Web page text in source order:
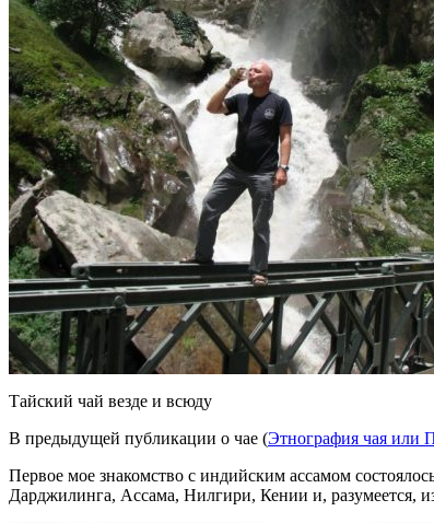
Тайский чай везде и всюду
В предыдущей публикации о чае (Этнография чая или
Первое мое знакомство с индийским ассамом
Дарджилинга, Ассама, Нилгири, Кении и, разумеется,